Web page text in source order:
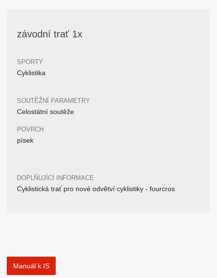
závodní trať 1x
SPORTY
Cyklistika
SOUTĚŽNÍ PARAMETRY
Celostátní soutěže
POVRCH
písek
DOPLŇUJÍCÍ INFORMACE
Cyklistická trať pro nové odvětví cyklistiky - fourcros
Manuál k IS